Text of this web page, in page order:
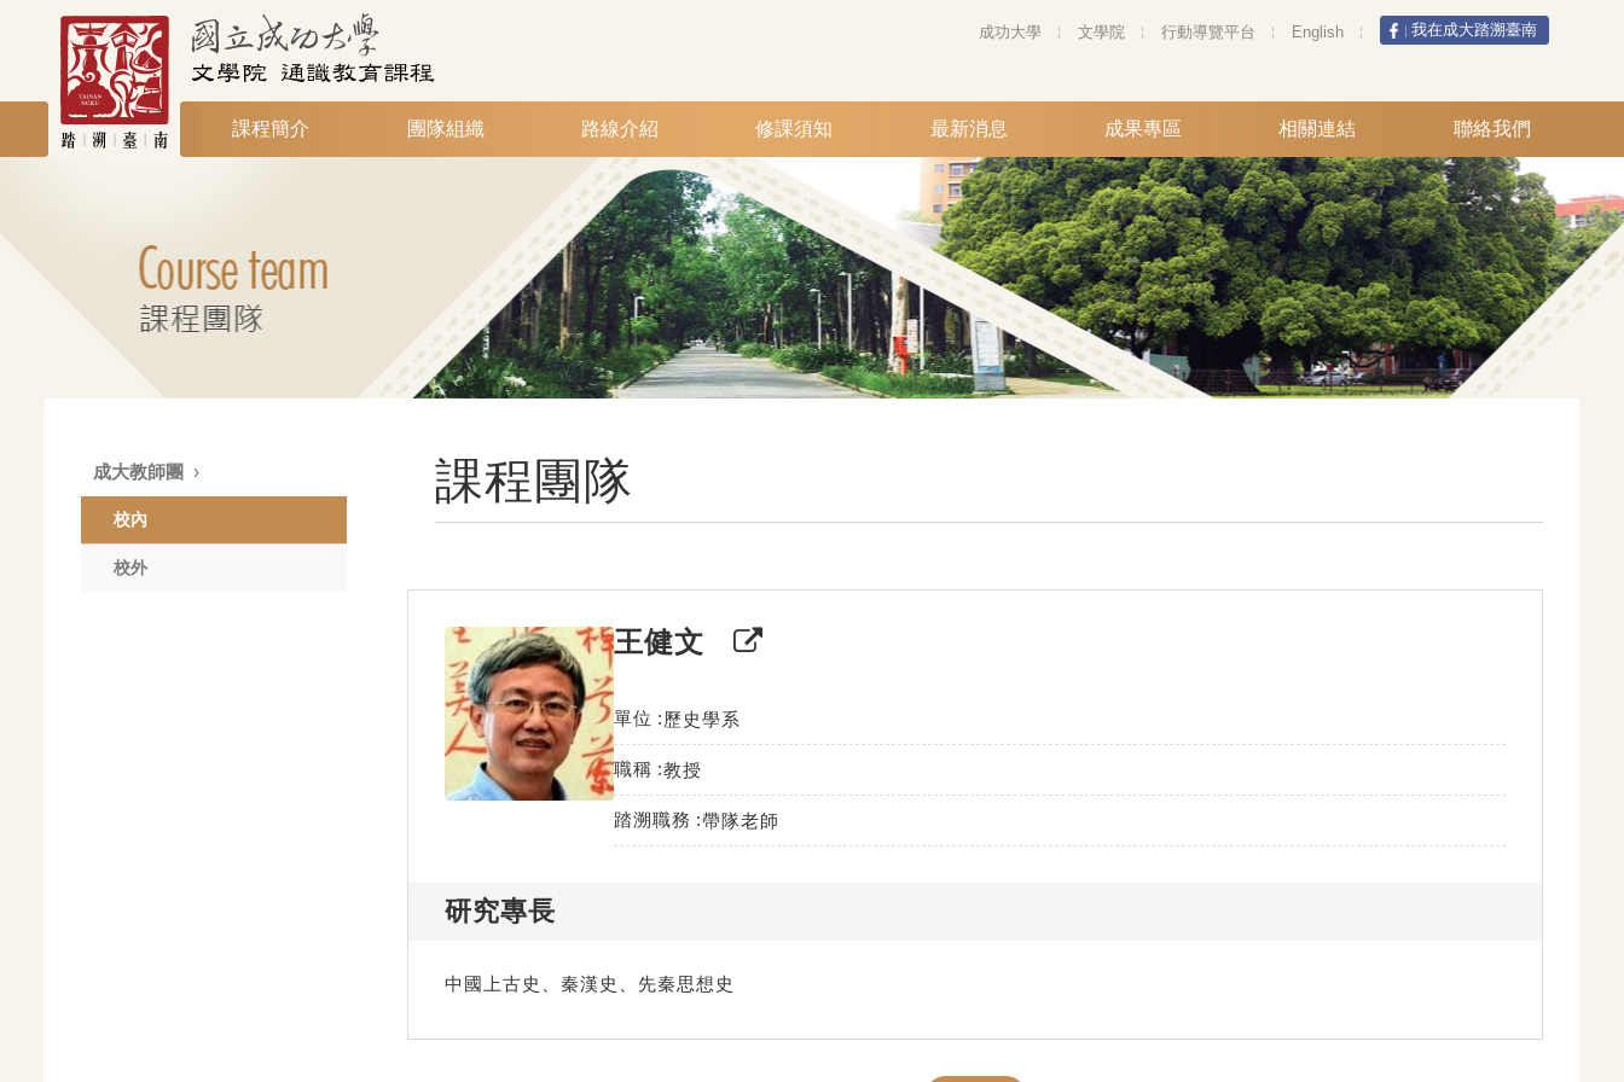
成功大學 文學院 行動導覽平台 English 我在成大踏溯臺南
課程簡介 團隊組織 路線介紹 修課須知 最新消息 成果專區 相關連結 聯絡我們
成大教師團
校內
校外
課程團隊
王健文
單位 歷史學系
職稱 教授
踏溯職務 帶隊老師
研究專長
中國上古史、秦漢史、先秦思想史